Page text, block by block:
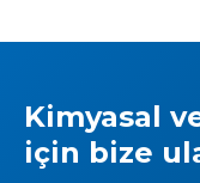
Kimyasal
için bize